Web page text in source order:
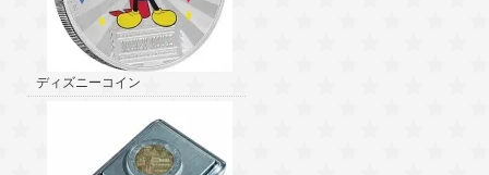
ディズニーコイン